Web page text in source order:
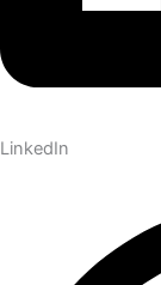
LinkedIn